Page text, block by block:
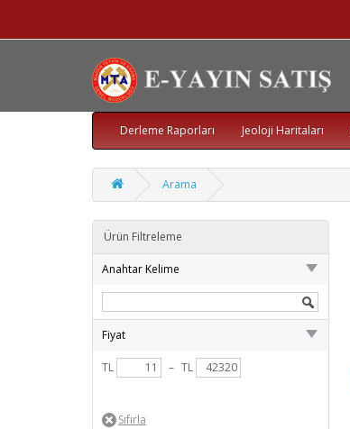
Derleme Raporları Jeoloji Haritaları
Arama
Ürün Filtreleme
Anahtar Kelime
Fiyat
TL – TL